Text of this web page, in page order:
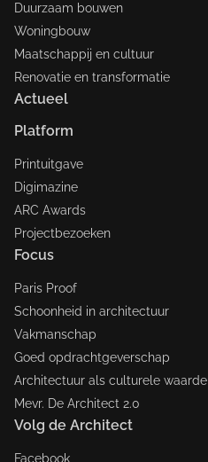
Duurzaam bouwen
Woningbouw
Maatschappij en cultuur
Renovatie en transformatie
Actueel
Platform
Printuitgave
Digimazine
ARC Awards
Projectbezoeken
Focus
Paris Proof
Schoonheid in architectuur
Vakmanschap
Goed opdrachtgeverschap
Architectuur als culturele waarde
Mevr. De Architect 2.0
Volg de Architect
Facebook